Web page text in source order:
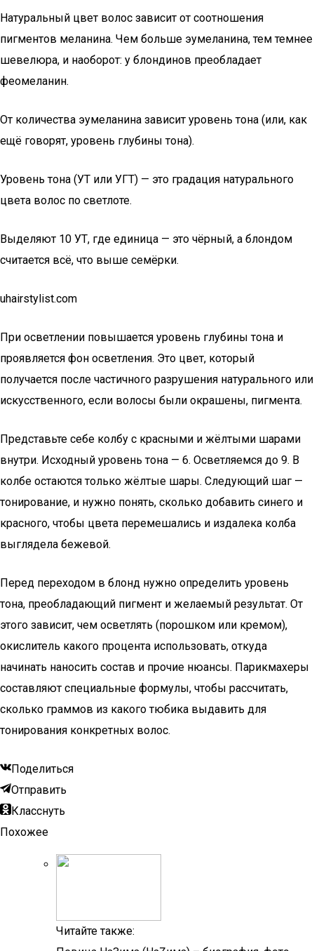
Натуральный цвет волос зависит от соотношения
пигментов меланина. Чем больше эумеланина, тем темнее
шевелюра, и наоборот: у блондинов преобладает
феомеланин.
От количества эумеланина зависит уровень тона (или, как
ещё говорят, уровень глубины тона).
Уровень тона (УТ или УГТ) — это градация натурального
цвета волос по светлоте.
Выделяют 10 УТ, где единица — это чёрный, а блондом
считается всё, что выше семёрки.
uhairstylist.com
При осветлении повышается уровень глубины тона и
проявляется фон осветления. Это цвет, который
получается после частичного разрушения натурального или
искусственного, если волосы были окрашены, пигмента.
Представьте себе колбу с красными и жёлтыми шарами
внутри. Исходный уровень тона — 6. Осветляемся до 9. В
колбе остаются только жёлтые шары. Следующий шаг —
тонирование, и нужно понять, сколько добавить синего и
красного, чтобы цвета перемешались и издалека колба
выглядела бежевой.
Перед переходом в блонд нужно определить уровень
тона, преобладающий пигмент и желаемый результат. От
этого зависит, чем осветлять (порошком или кремом),
окислитель какого процента использовать, откуда
начинать наносить состав и прочие нюансы. Парикмахеры
составляют специальные формулы, чтобы рассчитать,
сколько граммов из какого тюбика выдавить для
тонирования конкретных волос.
Поделиться
Отправить
Класснуть
Похожее
Читайте также: